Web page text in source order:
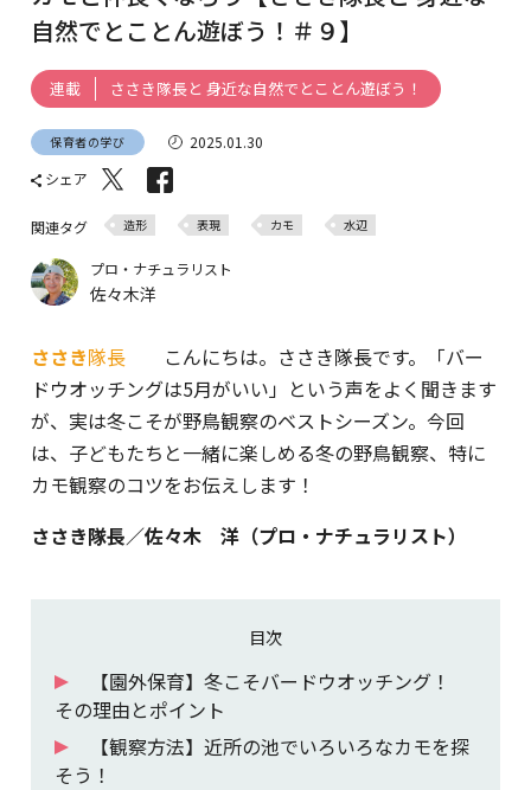
自然でとことん遊ぼう！＃９】
連載 ささき隊長と 身近な自然でとことん遊ぼう！
保育者の学び
2025.01.30
シェア
関連タグ 造形 表現 カモ 水辺
プロ・ナチュラリスト
佐々木洋
ささき隊長 こんにちは。ささき隊長です。「バー
ドウオッチングは5月がいい」という声をよく聞きます
が、実は冬こそが野鳥観察のベストシーズン。今回
は、子どもたちと一緒に楽しめる冬の野鳥観察、特に
カモ観察のコツをお伝えします！
ささき隊長／佐々木 洋（プロ・ナチュラリスト）
目次
【園外保育】冬こそバードウオッチング！
その理由とポイント
【観察方法】近所の池でいろいろなカモを探
そう！